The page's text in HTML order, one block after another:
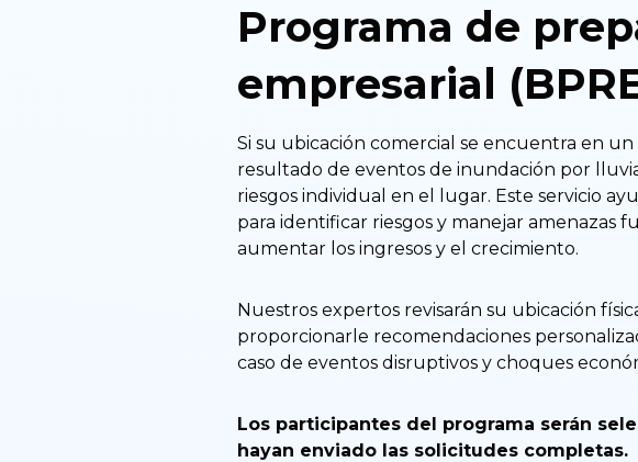
Programa de
empresarial
Si su ubicación comercial se encuentra en
resultado de eventos de inundación por
riesgos individual en el lugar. Este servicio
para identificar riesgos y manejar amenazas
aumentar los ingresos y el crecimiento.
Nuestros expertos revisarán su ubicación
proporcionarle recomendaciones
caso de eventos disruptivos y choques
Los participantes del programa serán
hayan enviado las solicitudes completas.